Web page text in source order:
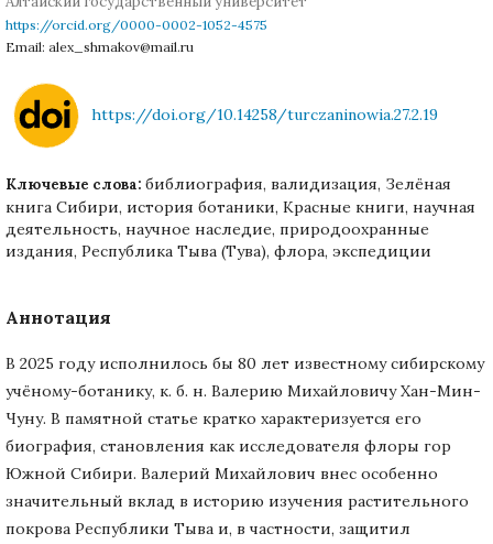
https://orcid.org/0000-0002-1052-4575
Email: alex_shmakov@mail.ru
https://doi.org/10.14258/turczaninowia.27.2.19
Ключевые слова: библиография, валидизация, Зелёная
книга Сибири, история ботаники, Красные книги, научная
деятельность, научное наследие, природоохранные
издания, Республика Тыва (Тува), флора, экспедиции
Аннотация
В 2025 году исполнилось бы 80 лет известному сибирскому
учёному-ботанику, к. б. н. Валерию Михайловичу Хан-Мин-
Чуну. В памятной статье кратко характеризуется его
биография, становления как исследователя флоры гор
Южной Сибири. Валерий Михайлович внес особенно
значительный вклад в историю изучения растительного
покрова Республики Тыва и, в частности, защитил